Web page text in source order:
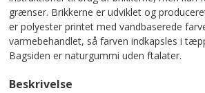
grænser. Brikkerne er udviklet og
er polyester printet med vandbaserede
varmebehandlet, så farven indkapsles i
Bagsiden er naturgummi uden ftalater.
Beskrivelse